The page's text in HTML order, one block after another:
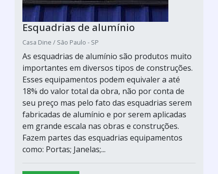
Esquadrias de alumínio
Casa Dine / São Paulo - SP
As esquadrias de alumínio são produtos muito
importantes em diversos tipos de construções.
Esses equipamentos podem equivaler a até
18% do valor total da obra, não por conta de
seu preço mas pelo fato das esquadrias serem
fabricadas de alumínio e por serem aplicadas
em grande escala nas obras e construções.
Fazem partes das esquadrias equipamentos
como: Portas; Janelas;...